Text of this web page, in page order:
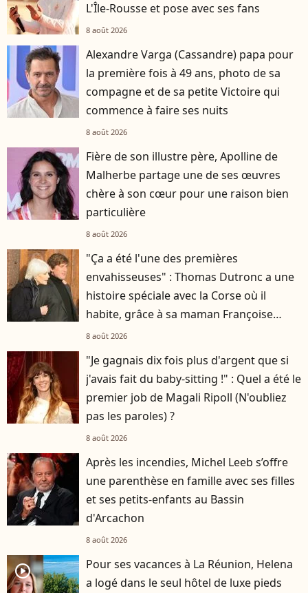
L'Île-Rousse et pose avec ses fans
8 août 2026
Alexandre Varga (Cassandre) papa pour
la première fois à 49 ans, photo de sa
compagne et de sa petite Victoire qui
commence à faire ses nuits
8 août 2026
Fière de son illustre père, Apolline de
Malherbe partage une de ses œuvres
chère à son cœur pour une raison bien
particulière
8 août 2026
"Ça a été l'une des premières
envahisseuses" : Thomas Dutronc a une
histoire spéciale avec la Corse où il
habite, grâce à sa maman Françoise
Hardy
8 août 2026
"Je gagnais dix fois plus d'argent que si
j'avais fait du baby-sitting !" : Quel a été le
premier job de Magali Ripoll (N'oubliez
pas les paroles) ?
8 août 2026
Après les incendies, Michel Leeb s’offre
une parenthèse en famille avec ses filles
et ses petits-enfants au Bassin
d'Arcachon
8 août 2026
player2
Pour ses vacances à La Réunion, Helena
a logé dans le seul hôtel de luxe pieds